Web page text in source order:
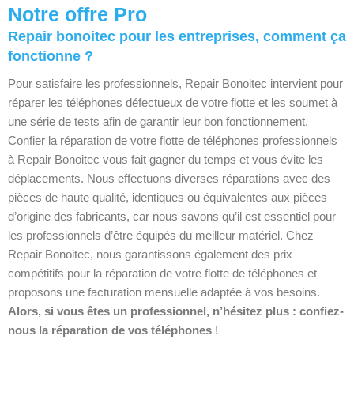
Notre offre Pro
Repair bonoitec pour les entreprises, comment ça
fonctionne ?
Pour satisfaire les professionnels, Repair Bonoitec intervient pour
réparer les téléphones défectueux de votre flotte et les soumet à
une série de tests afin de garantir leur bon fonctionnement.
Confier la réparation de votre flotte de téléphones professionnels
à Repair Bonoitec vous fait gagner du temps et vous évite les
déplacements. Nous effectuons diverses réparations avec des
pièces de haute qualité, identiques ou équivalentes aux pièces
d’origine des fabricants, car nous savons qu’il est essentiel pour
les professionnels d’être équipés du meilleur matériel. Chez
Repair Bonoitec, nous garantissons également des prix
compétitifs pour la réparation de votre flotte de téléphones et
proposons une facturation mensuelle adaptée à vos besoins.
Alors, si vous êtes un professionnel, n’hésitez plus : confiez-
nous la réparation de vos téléphones !